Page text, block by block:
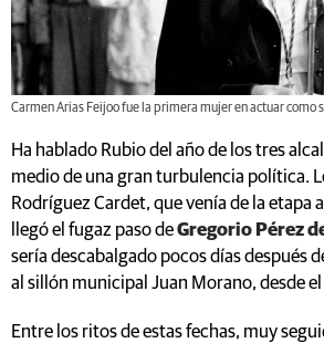
Carmen Arias Feijoo fue la primera mujer en actuar como
Ha hablado Rubio del año de los tres
medio de una gran turbulencia política.
Rodríguez Cardet, que venía de la etapa
llegó el fugaz paso deGregorio Pérez
sería descabalgado pocos días después
al sillón municipal Juan Morano, desde
Entre los ritos de estas fechas, muy